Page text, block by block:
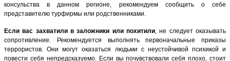
консульства в данном регионе, рекомендуем сообщить о себе
представителю турфирмы или родственниками.
Если вас захватили в заложники или похитили, не следует оказывать
сопротивление. Рекомендуется выполнять первоначальные приказы
террористов. Они могут оказаться людьми с неустойчивой психикой и
повести себя непредсказуемо. Если вы почувствовали себя плохо, стоит